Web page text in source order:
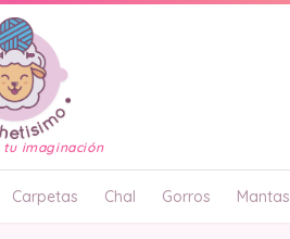
tu imaginación
Carpetas Chal Gorros Mantas